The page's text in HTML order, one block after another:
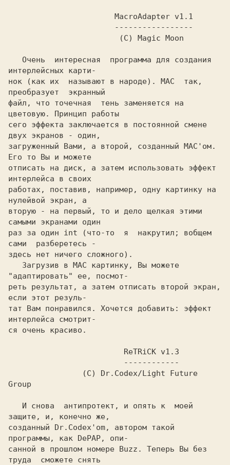
интерлейсных карти-
нок (как их  называют в народе). МАC  так,
преобразует  экранный
файл, что точечная  тень заменяется на
цветовую. Принцип работы
сего эффекта заключается в постоянной смене
двух экранов - один,
загруженный Вами, а второй, созданный МАC'ом.
Его то Вы и можете
отписать на диск, а затем использовать эффект
интерлейса в своих
работах, поставив, например, одну картинку на
нулейвой экран, а
вторую - на первый, то и дело щелкая этими
самыми экранами один
раз за один int (что-то  я  накрутил; вобщем
сами  разберетесь -
здесь нет ничего сложного).
"адаптировать" ее, посмот-
реть результат, а затем отписать второй экран,
если этот резуль-
тат Вам понравился. Хочется добавить: эффект
интерлейса смотрит-
ся очень красиво.
Group
защите, и, конечно же,
созданный Dr.Codex'om, автором такой
программы, как DePAP, опи-
санной в прошлом номере Buzz. Теперь Вы без
труда  сможете снять